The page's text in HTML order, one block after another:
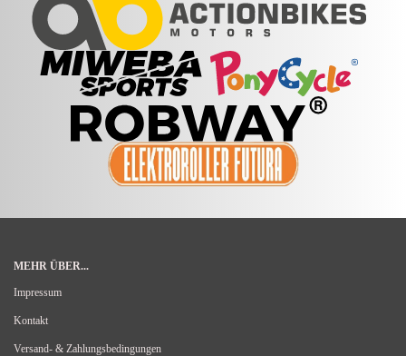
MEHR ÜBER...
Impressum
Kontakt
Versand- & Zahlungsbedingungen